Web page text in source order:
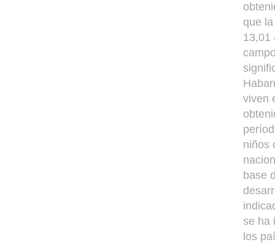
que
13,01
viven
niños
base
se ha
los